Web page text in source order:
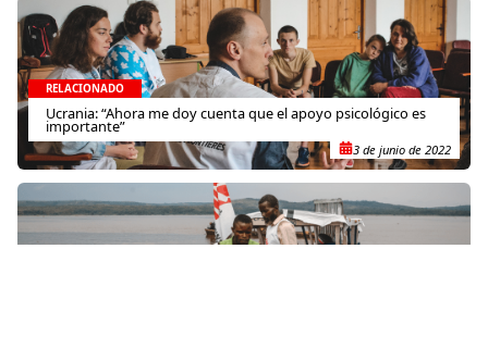
RELACIONADO
Ucrania: “Ahora me doy cuenta que el apoyo psicológico es
importante”
3 de junio de 2022